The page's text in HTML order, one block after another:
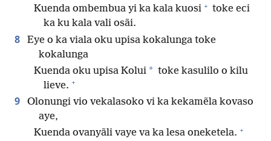
Kuenda ombembua yi ka kala kuosi + toke eci
ka ku kala vali osãi.
8
Eye o ka viala oku upisa kokalunga toke
kokalunga
Kuenda oku upisa Kolui * toke kasulilo o kilu
lieve. +
9
Olonungi vio vekalasoko vi ka kekamẽla kovaso
aye,
Kuenda ovanyãli vaye va ka lesa oneketela. +